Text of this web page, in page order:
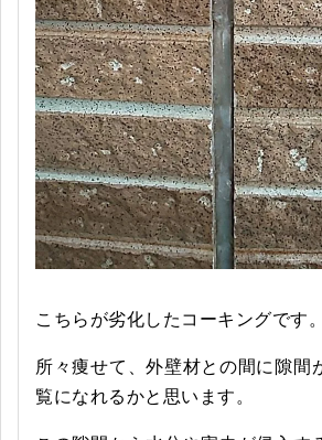
こちらが劣化したコーキングです。
所々痩せて、外壁材との間に隙間
覧になれるかと思います。